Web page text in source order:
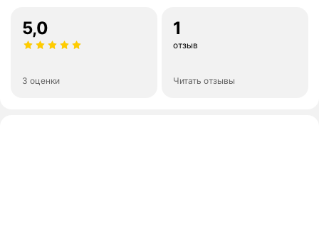
5,0
3 оценки
1
отзыв
Читать отзывы